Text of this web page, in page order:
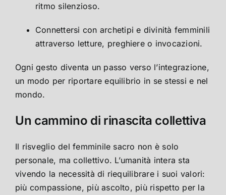
ritmo silenzioso.
Connettersi con archetipi e divinità femminili
attraverso letture, preghiere o invocazioni.
Ogni gesto diventa un passo verso l’integrazione,
un modo per riportare equilibrio in se stessi e nel
mondo.
Un cammino di rinascita collettiva
Il risveglio del femminile sacro non è solo
personale, ma collettivo. L’umanità intera sta
vivendo la necessità di riequilibrare i suoi valori:
più compassione, più ascolto, più rispetto per la